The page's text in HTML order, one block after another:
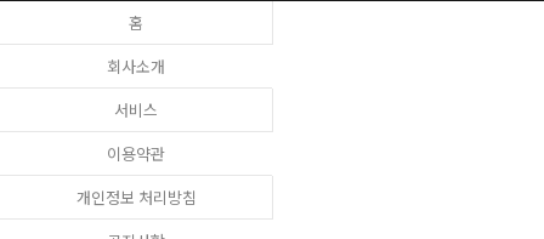
홈
회사소개
서비스
이용약관
개인정보 처리방침